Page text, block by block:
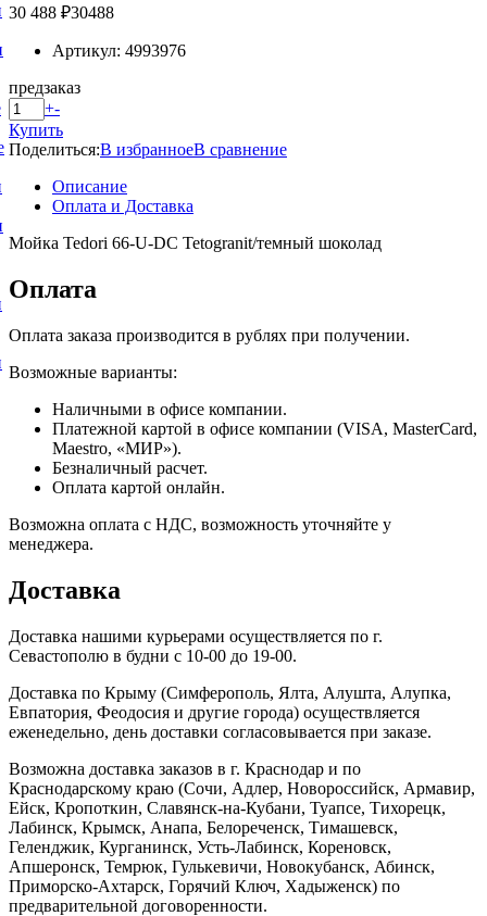
30 488 ₽30488
Артикул: 4993976
предзаказ
+-
Купить
Поделиться:В избранноеВ сравнение
Описание
Оплата и Доставка
Мойка Tedori 66-U-DC Tetogranit/темный шоколад
Оплата
Оплата заказа производится в рублях при получении.
Возможные варианты:
Наличными в офисе компании.
Платежной картой в офисе компании (VISA, MasterCard,
Maestro, «МИР»).
Безналичный расчет.
Оплата картой онлайн.
Возможна оплата с НДС, возможность уточняйте у
менеджера.
Доставка
Доставка нашими курьерами осуществляется по г.
Севастополю в будни с 10-00 до 19-00.
Доставка по Крыму (Симферополь, Ялта, Алушта, Алупка,
Евпатория, Феодосия и другие города) осуществляется
еженедельно, день доставки согласовывается при заказе.
Возможна доставка заказов в г. Краснодар и по
Краснодарскому краю (Сочи, Адлер, Новороссийск, Армавир,
Ейск, Кропоткин, Славянск-на-Кубани, Туапсе, Тихорецк,
Лабинск, Крымск, Анапа, Белореченск, Тимашевск,
Геленджик, Курганинск, Усть-Лабинск, Кореновск,
Апшеронск, Темрюк, Гулькевичи, Новокубанск, Абинск,
Приморско-Ахтарск, Горячий Ключ, Хадыженск) по
предварительной договоренности.